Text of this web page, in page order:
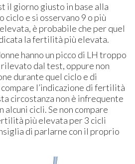
il giorno giusto in base alla
ciclo e si osservano 9 o più
è probabile che per quel
la fertilità più elevata.
hanno un picco di LH troppo
dal test, oppure non
durante quel ciclo e di
compare l’indicazione di fertilità
circostanza non è infrequente
alcuni cicli. Se non compare
più elevata per 3 cicli
di parlarne con il proprio